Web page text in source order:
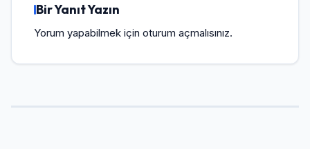
Bir Yanıt Yazın
Yorum yapabilmek için oturum açmalısınız.